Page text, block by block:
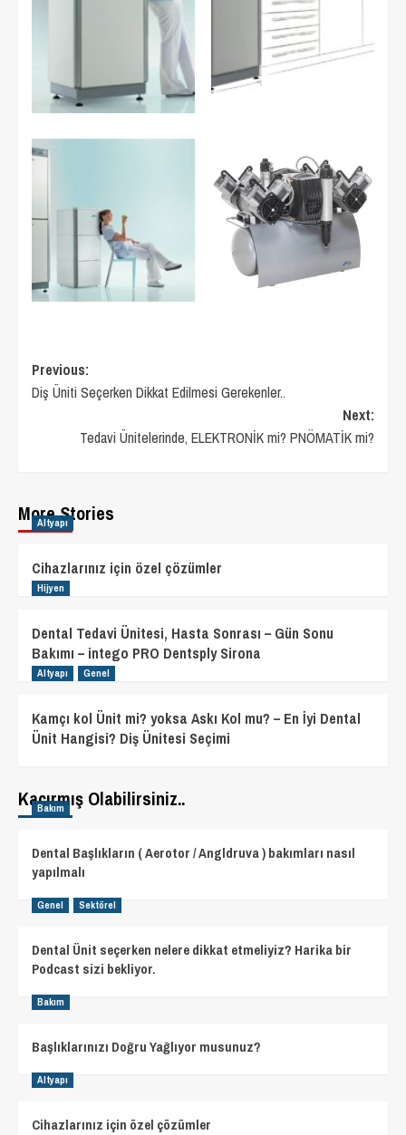
Post
navigation
Previous:
Diş Üniti Seçerken Dikkat Edilmesi Gerekenler..
Next:
Tedavi Ünitelerinde, ELEKTRONİK mi? PNÖMATİK mi?
More Stories
Altyapı
Cihazlarınız için özel çözümler
Hijyen
Dental Tedavi Ünitesi, Hasta Sonrası – Gün Sonu
Bakımı – intego PRO Dentsply Sirona
Altyapı Genel
Kamçı kol Ünit mi? yoksa Askı Kol mu? – En İyi Dental
Ünit Hangisi? Diş Ünitesi Seçimi
Kaçırmış Olabilirsiniz..
Bakım
Dental Başlıkların ( Aerotor / Angldruva ) bakımları nasıl
yapılmalı
Genel Sektörel
Dental Ünit seçerken nelere dikkat etmeliyiz? Harika bir
Podcast sizi bekliyor.
Bakım
Başlıklarınızı Doğru Yağlıyor musunuz?
Altyapı
Cihazlarınız için özel çözümler